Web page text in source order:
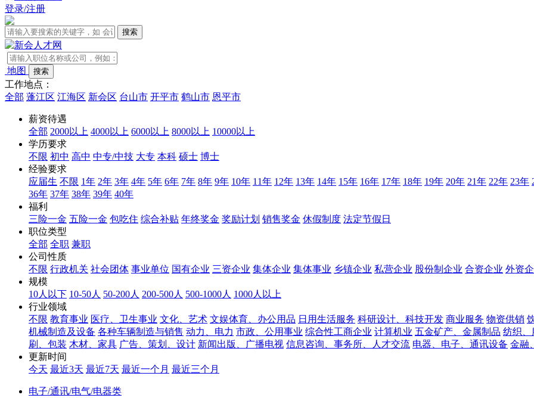
登录/注册
地图
工作地点：
全部 蓬江区 江海区 新会区 台山市 开平市 鹤山市 恩平市
薪资待遇
全部 2000以上 4000以上 6000以上 8000以上 10000以上
学历要求
不限 初中 高中 中专/中技 大专 本科 硕士 博士
经验要求
应届生 不限 1年 2年 3年 4年 5年 6年 7年 8年 9年 10年 11年 12年 13年 14年 15年 16年 17年 18年 19年 20年 21年 22年 23年
36年 37年 38年 39年 40年
福利
三险一金 五险一金 包吃住 综合补贴 年终奖金 奖励计划 销售奖金 休假制度 法定节假日
职位类型
全部 全职 兼职
公司性质
不限 行政机关 社会团体 事业单位 国有企业 三资企业 集体企业 集体事业 乡镇企业 私营企业 股份制企业 合资企业 外资
规模
10人以下 10-50人 50-200人 200-500人 500-1000人 1000人以上
行业领域
不限 教育事业 医疗、卫生事业 文化、艺术 文娱体育、办公用品 日用生活服务 科研设计、科技开发 商业服务 物资供销
机械制造及设备 各种车辆制造与销售 动力、电力 市政、公用事业 综合性工商企业 计算机业 五金矿产、金属制品 纺织、
刷、包装 木材、家具 广告、策划、设计 新闻出版、广播电视 信息咨询、事务所、人才交流 电器、电子、通讯设备 金融
更新时间
今天 最近3天 最近7天 最近一个月 最近三个月
电子/通讯/电气/电器类